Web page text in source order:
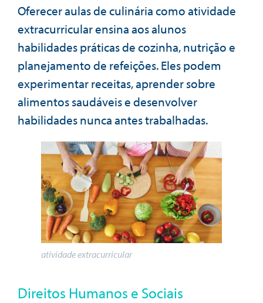
Oferecer aulas de culinária como atividade
extracurricular ensina aos alunos
habilidades práticas de cozinha, nutrição e
planejamento de refeições. Eles podem
experimentar receitas, aprender sobre
alimentos saudáveis e desenvolver
habilidades nunca antes trabalhadas.
atividade extracurricular
Direitos Humanos e Sociais